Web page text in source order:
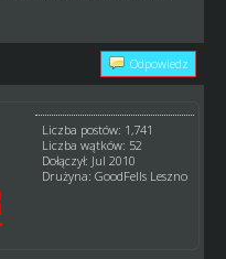
Odpowiedz
Liczba postów: 1,741
Liczba wątków: 52
Dołączył: Jul 2010
Drużyna: GoodFells Leszno